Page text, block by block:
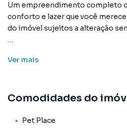
Um empreendimento completo
conforto e lazer que você
do imóvel sujeitos a alteração
• Academia
• Churrasqueira condominial
• Elevador social
Ver mais
Comodidades do
Pet Place